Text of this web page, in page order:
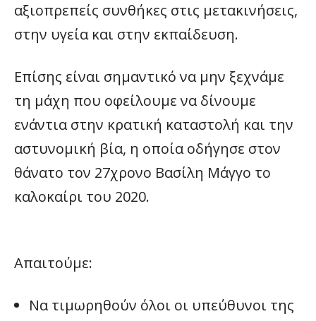
αξιοπρεπείς συνθήκες στις μετακινήσεις,
στην υγεία και στην εκπαίδευση.
Επίσης είναι σημαντικό να μην ξεχνάμε
τη μάχη που οφείλουμε να δίνουμε
ενάντια στην κρατική καταστολή και την
αστυνομική βία, η οποία οδήγησε στον
θάνατο τον 27χρονο Βασίλη Μάγγο το
καλοκαίρι του 2020.
Απαιτούμε:
Να τιμωρηθούν όλοι οι υπεύθυνοι της